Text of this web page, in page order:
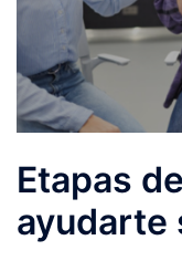
Etapas
ayudarte